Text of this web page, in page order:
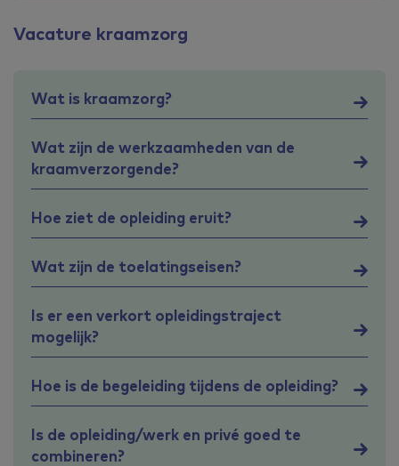
Vacature kraamzorg
Wat is kraamzorg?
Wat zijn de werkzaamheden van de
kraamverzorgende?
Hoe ziet de opleiding eruit?
Wat zijn de toelatingseisen?
Is er een verkort opleidingstraject
mogelijk?
Hoe is de begeleiding tijdens de opleiding?
Is de opleiding/werk en privé goed te
combineren?